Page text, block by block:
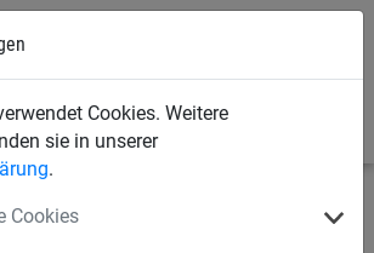
Cookies. Weitere
sie in unserer
.
Cookies